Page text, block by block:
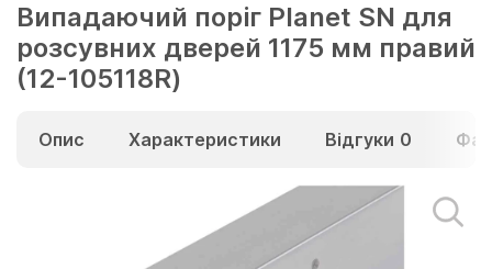
Випадаючий поріг Planet SN для
розсувних дверей 1175 мм правий
(12-105118R)
Опис Характеристики Відгуки 0